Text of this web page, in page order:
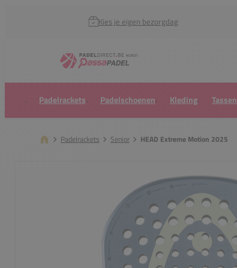
Kies je eigen bezorgdag
Padelrackets Padelschoenen Kleding Tassen
Padelrackets Senior HEAD Extreme Motion 2025